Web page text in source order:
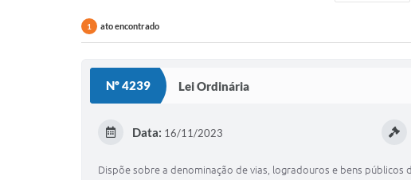
1 ato encontrado
Nº 4239 Lei Ordinária
Data: 16/11/2023
Dispõe sobre a denominação de vias, logradouros e bens públicos